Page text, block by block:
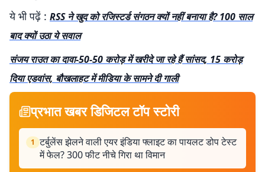
ये भी पढ़ें : RSS ने खुद को रजिस्टर्ड संगठन क्यों नहीं बनाया है? 100 साल
बाद क्यों उठा ये सवाल
संजय राउत का दावा-50-50 करोड़ में खरीदे जा रहे हैं सांसद, 15 करोड़
दिया एडवांस, बौखलाहट में मीडिया के सामने दी गाली
प्रभात खबर डिजिटल टॉप स्टोरी
1 टर्बुलेंस झेलने वाली एयर इंडिया फ्लाइट का पायलट डोप टेस्ट
में फेल? 300 फीट नीचे गिरा था विमान